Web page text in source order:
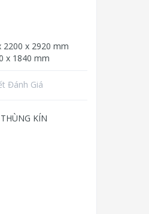
2200 x 2920 mm
x 1840 mm
Đánh Giá
KÍN